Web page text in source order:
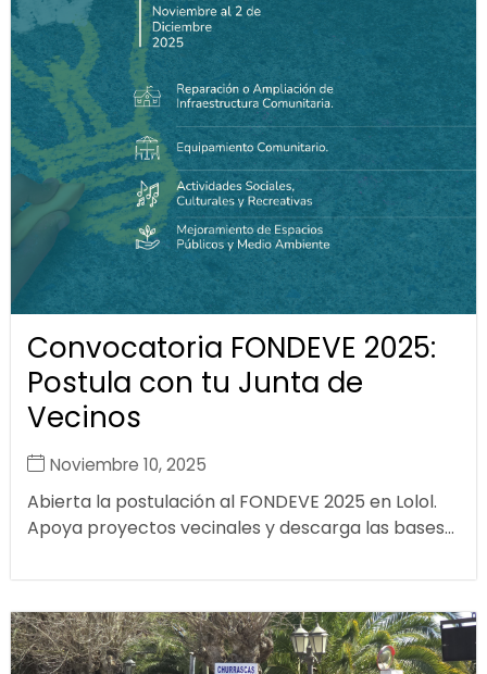
Convocatoria FONDEVE 2025:
Postula con tu Junta de
Vecinos
Noviembre 10, 2025
Abierta la postulación al FONDEVE 2025 en Lolol.
Apoya proyectos vecinales y descarga las bases...